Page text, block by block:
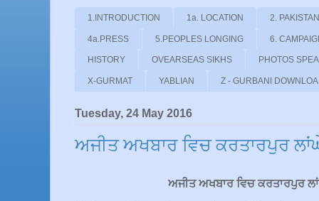
1.INTRODUCTION 1a. LOCATION 2.
4a.PRESS 5.PEOPLES LONGING 6.
HISTORY OVEARSEAS SIKHS PHOTOS
X-GURMAT YABLIAN Z - GURBANI
Tuesday, 24 May 2016
ਅਜੀਤ ਅਖਬਾਰ ਵਿਚ ਕਰਤਾਰਪੁਰ
ਅਜੀਤ ਅਖਬਾਰ ਵਿਚ ਕਰਤਾਰਪੁਰ